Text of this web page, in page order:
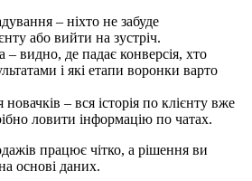
– ніхто не забуде
або вийти на зустріч.
– видно, де падає конверсія, хто
і які етапи воронки варто
– вся історія по клієнту вже
ловити інформацію по чатах.
працює чітко, а рішення ви
основі даних.